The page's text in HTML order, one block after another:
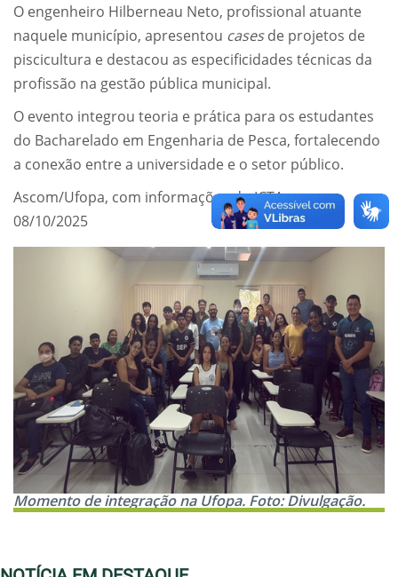
O engenheiro Hilberneau Neto, profissional atuante
naquele município, apresentou casesde projetos de
piscicultura e destacou as especificidades técnicas da
profissão na gestão pública municipal.
O evento integrou teoria e prática para os estudantes
do Bacharelado em Engenharia de Pesca, fortalecendo
a conexão entre a universidade e o setor público.
Ascom/Ufopa, com informações do ICTA
08/10/2025
Momento de integração na Ufopa. Foto: Divulgação.